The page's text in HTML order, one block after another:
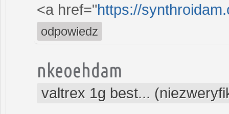
<a href="https://
odpowiedz
nkeoehdam
valtrex 1g best...